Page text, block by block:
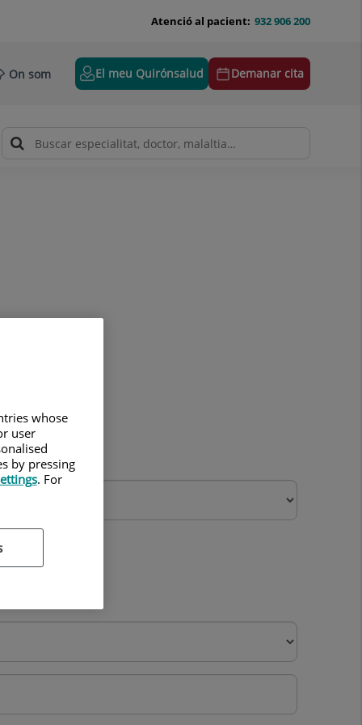
932 906 200
Atenció al pacient:
On som El meu Quirónsalud Demanar cita
whose
user
by pressing
. For